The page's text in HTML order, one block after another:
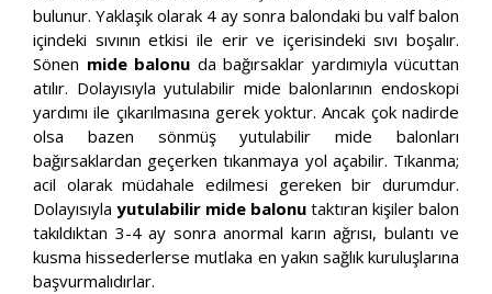
bulunur. Yaklaşık olarak 4 ay sonra balondaki bu valf balon
içindeki sıvının etkisi ile erir ve içerisindeki sıvı boşalır.
Sönen mide balonu da bağırsaklar yardımıyla vücuttan
atılır. Dolayısıyla yutulabilir mide balonlarının endoskopi
yardımı ile çıkarılmasına gerek yoktur. Ancak çok nadirde
olsa bazen sönmüş yutulabilir mide balonları
bağırsaklardan geçerken tıkanmaya yol açabilir. Tıkanma;
acil olarak müdahale edilmesi gereken bir durumdur.
Dolayısıyla yutulabilir mide balonu taktıran kişiler balon
takıldıktan 3-4 ay sonra anormal karın ağrısı, bulantı ve
kusma hissederlerse mutlaka en yakın sağlık kuruluşlarına
başvurmalıdırlar.